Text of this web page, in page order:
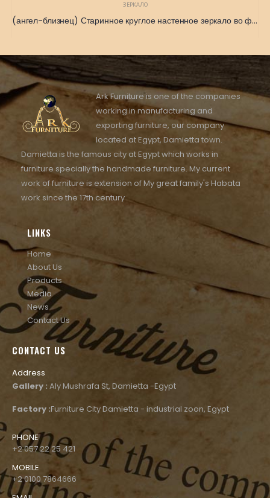
ЗЕРКАЛО
(ангел-близнец) Старинное круглое настенное зеркало во французском стиле 1865 г. 115 x 125
Ark Furniture is one of the companies
working in manufacturing and
exporting furniture, our company
located at Egypt, Damietta town.
Damietta is the famous city at Egypt which works in
furniture specially the handmade furniture. My current
work of furniture is extension of My great family's Habata
work since the 17th century
LINKS
Home
About Us
Products
Media
News
Contact Us
CONTACT US
Address
Gallery : Aly Mushrafa St, Damietta -Egypt
Factory :Furniture City Damietta - industrial zoon, Egypt
PHONE
+2 057 22 25 421
MOBILE
+2 0100 7864666